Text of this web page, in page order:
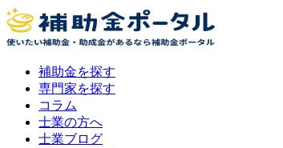
補助金を探す
専門家を探す
コラム
士業の方へ
士業ブログ